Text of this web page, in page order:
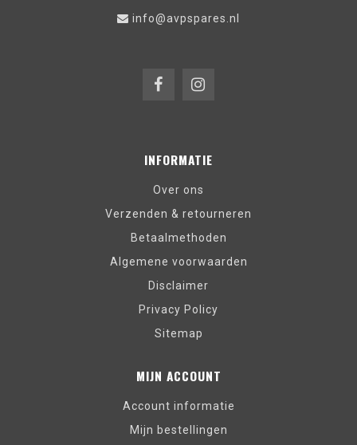
info@avpspares.nl
INFORMATIE
Over ons
Verzenden & retourneren
Betaalmethoden
Algemene voorwaarden
Disclaimer
Privacy Policy
Sitemap
MIJN ACCOUNT
Account informatie
Mijn bestellingen